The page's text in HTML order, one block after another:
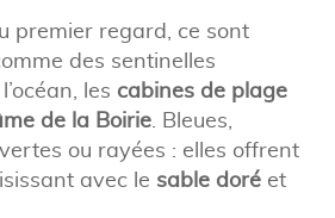
premier regard, ce sont
des sentinelles
les cabines de plage
de la Boirie. Bleues,
ou rayées : elles offrent
avec le sable doréet